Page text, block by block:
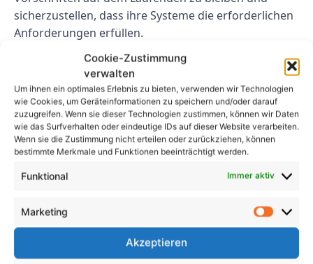
Cookie-Zustimmung
verwalten
Um ihnen ein optimales Erlebnis zu bieten, verwenden wir Technologien
wie Cookies, um Geräteinformationen zu speichern und/oder darauf
zuzugreifen. Wenn sie dieser Technologien zustimmen, können wir Daten
wie das Surfverhalten oder eindeutige IDs auf dieser Website verarbeiten.
Wenn sie die Zustimmung nicht erteilen oder zurückziehen, können
bestimmte Merkmale und Funktionen beeinträchtigt werden.
Funktional Immer aktiv
Marketing
Akzeptieren
sicherzustellen, dass ihre Systeme die erforderlichen
Anforderungen erfüllen.
Abschluss
Die Entwicklung der VDE 100 600-Vorschriften
spiegelt die sich verändernde Landschaft der
Elektrotechnik und Gebäudeplanung wider. Das
Verständnis der wichtigsten Änderungen und
Konformität und Sicherheit in elektrischen Systemen
von entscheidender Bedeutung. Indem sie informiert
bleiben und die neuesten Vorschriften befolgen,
können Elektrofachkräfte dazu beitragen, sicherere
und effizientere Gebäude für die Zukunft zu schaffen.